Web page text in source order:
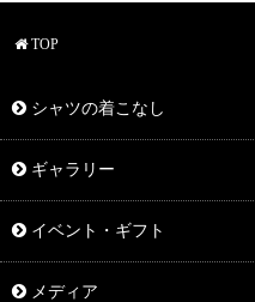
TOP
シャツの着こなし
ギャラリー
イベント・ギフト
メディア